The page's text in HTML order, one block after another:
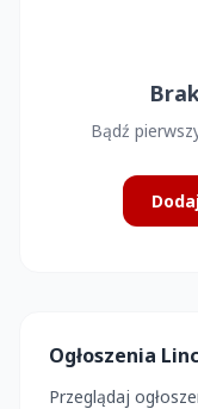
Bądź
Ogłoszenia
Przeglądaj